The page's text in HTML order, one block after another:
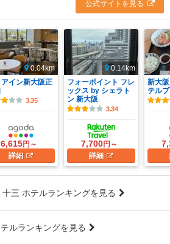
公式サイトを見る
0.04km
アイン新大阪正
3.35
6,615円～
詳細
0.14km
フォーポイント フレ
ックス by シェラト
ン 新大阪
3.34
7,700円～
詳細
新大
テル
三 ホテルランキングを見る
ルランキングを見る